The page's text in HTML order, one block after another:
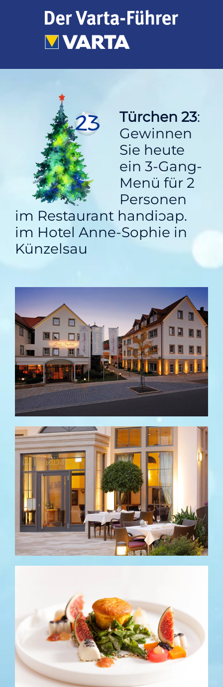
Türchen 23:
Gewinnen
Sie heute
ein 3-Gang-
Menü für 2
Personen
im Restaurant handiɔap.
im Hotel Anne-Sophie in
Künzelsau